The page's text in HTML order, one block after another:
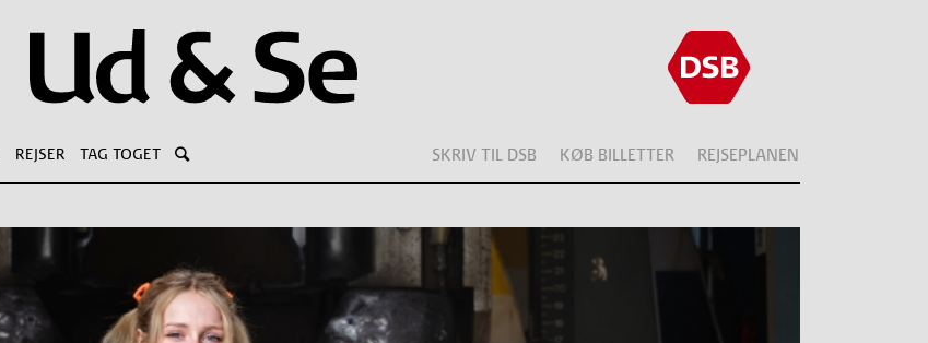
REJSER TAG TOGET SKRIV TIL DSB KØB BILLETTER REJSEPLANEN